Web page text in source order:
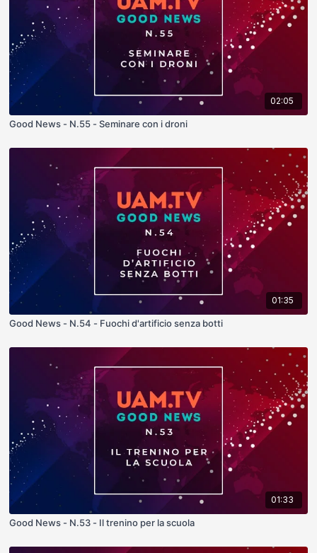
02:05
Good News - N.55 - Seminare con i droni
01:35
Good News - N.54 - Fuochi d'artificio senza botti
01:33
Good News - N.53 - Il trenino per la scuola